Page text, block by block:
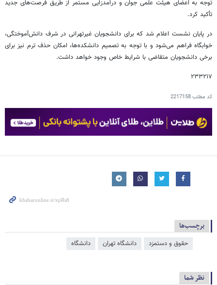
توجه به اعضای هیئت علمی جوان و درآمدزایی مستمر از طریق فرصت‌های جدید
تأکید کرد.
در پایان نشست اعلام شد که برای دانشجویان غیرتهرانی در شرف دانش‌آموختگی،
خوابگاه فراهم می‌شود و با توجه به تصمیم دانشکده‌ها، امکان حذف ترم نیز برای
برخی دانشجویان متقاضی با شرایط خاص وجود خواهد داشت.
۲۳۳۲۱۷
کد مطلب2217158
برچسب‌ها
حقوق و دستمزد دانشگاه تهران دانشگاه
نظر شما